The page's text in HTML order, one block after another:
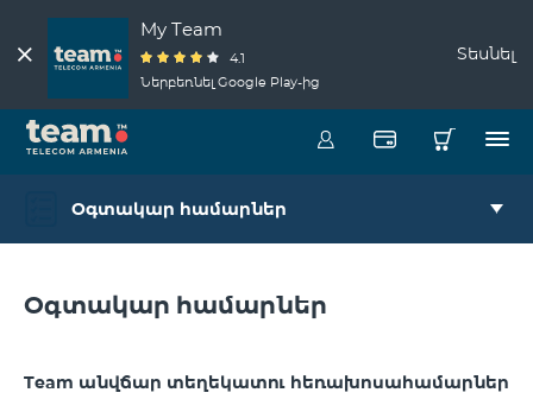
My Team
4.1
Ներբեռնել Google Play-ից
Տեսնել
Օգտակար համարներ
Օգտակար համարներ
Team անվճար տեղեկատու հեռախոսահամարներ